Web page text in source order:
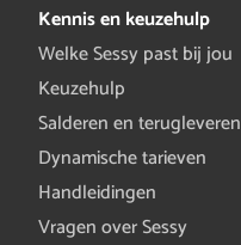
Kennis en keuzehulp
Welke Sessy past bij jou
Keuzehulp
Salderen en terugleveren
Dynamische tarieven
Handleidingen
Vragen over Sessy